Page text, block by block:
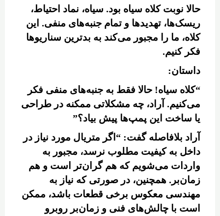
حالا نوبت کلاه سیاه بود. سیاه، نماد احتیاط،
ریسک‌ها، تهدیدها و تمام جنبه‌های منفی. این
کلاه، ما را مجبور می‌کند به بدترین سناریوها
فکر کنیم.
داستان:
“کلاه سیاه! حالا فقط به جنبه‌های منفی فکر
می‌کنیم. آراد، چه مشکلاتی ممکنه در طراحی
یا ساخت این پمپ‌ها پیش بیاد؟”
آراد بلافاصله گفت: “اگر متریال مورد نیاز در
داخل به کیفیت مطلوب نرسد، مجبور به
واردات می‌شویم که هم گران‌تر است و هم
زمان‌بر. همچنین، در صورتی که نیاز به
مهندسی معکوس برخی قطعات باشد، ممکن
است با چالش‌های فنی و زمان‌بر روبرو